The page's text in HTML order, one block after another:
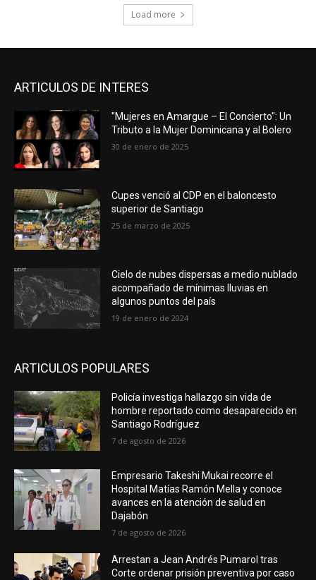
Load more
ARTICULOS DE INTERES
"Mujeres en Amargue – El Concierto": Un
Tributo a la Mujer Dominicana y al Bolero
30 de enero de 2025
Cupes venció al CDP en el baloncesto
superior de Santiago
25 de marzo de 2025
Cielo de nubes dispersas a medio nublado
acompañado de mínimas lluvias en
algunos puntos del país
19 de enero de 2024
ARTICULOS POPULARES
Policía investiga hallazgo sin vida de
hombre reportado como desaparecido en
Santiago Rodríguez
7 de agosto de 2026
Empresario Takeshi Mukai recorre el
Hospital Matías Ramón Mella y conoce
avances en la atención de salud en
Dajabón
7 de agosto de 2026
Arrestan a Jean Andrés Pumarol tras
Corte ordenar prisión preventiva por caso